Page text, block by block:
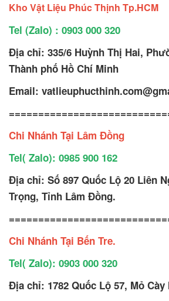
Kho Vật Liệu Phúc Thịnh Tp.HCM
Tel (Zalo) : 0903 000 320
Địa chỉ: 335/6 Huỳnh Thị Hai,
Thành phố Hồ Chí Minh
Email:
Chi Nhánh Tại Lâm Đồng
Tel( Zalo): 0985 900 162
Địa chỉ: Số 897 Quốc Lộ 20 Liên
Trọng, Tỉnh Lâm Đồng.
Chi Nhánh Tại Bến Tre.
Tel( Zalo): 0903 000 320
Địa chỉ: 1782 Quốc Lộ 57, Mỏ Cày